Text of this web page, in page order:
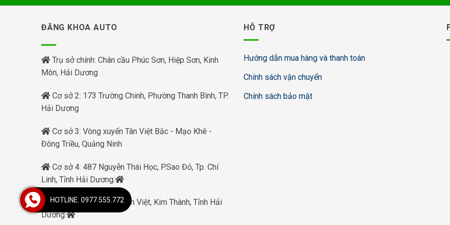
ĐĂNG KHOA AUTO
Trụ sở chính: Chân cầu Phúc Sơn, Hiệp Sơn, Kinh
Môn, Hải Dương
Cơ sở 2: 173 Trường Chinh, Phường Thanh Bình, TP.
Hải Dương
Cơ sở 3: Vòng xuyến Tân Việt Bắc - Mạo Khê -
Đông Triều, Quảng Ninh
Cơ sở 4: 487 Nguyễn Thái Học, P.Sao Đỏ, Tp. Chí
Linh, Tỉnh Hải Dương.
Cơ sở 5: Phạm Xá, Tuấn Việt, Kim Thành, Tỉnh Hải
Dương.
HỖ TRỢ
Hướng dẫn mua hàng và thanh toán
Chính sách vận chuyển
Chính sách bảo mật
HOTLINE: 0977.555.772